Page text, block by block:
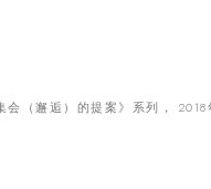
（邂逅）的提案》系列， 2018